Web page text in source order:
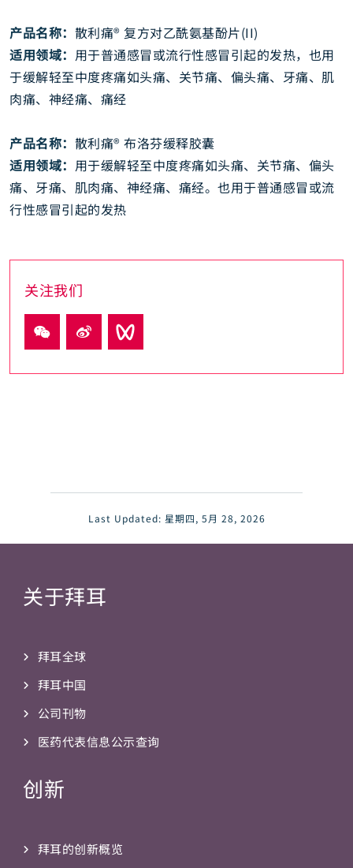
产品名称： 散利痛® 复方对乙酰氨基酚片(II)
适用领域： 用于普通感冒或流行性感冒引起的发热，也用
于缓解轻至中度疼痛如头痛、关节痛、偏头痛、牙痛、肌
肉痛、神经痛、痛经
产品名称： 散利痛® 布洛芬缓释胶囊
适用领域： 用于缓解轻至中度疼痛如头痛、关节痛、偏头
痛、牙痛、肌肉痛、神经痛、痛经。也用于普通感冒或流
行性感冒引起的发热
关注我们
Last Updated: 星期四, 5月 28, 2026
关于拜耳
拜耳全球
拜耳中国
公司刊物
医药代表信息公示查询
创新
拜耳的创新概览